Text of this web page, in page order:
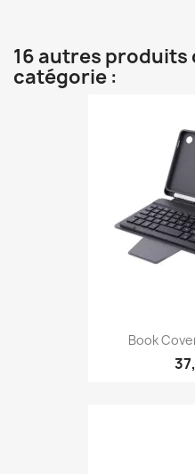
16 autres produits
catégorie :
Book